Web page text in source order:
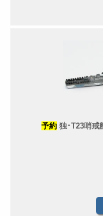
予約 独･T23哨